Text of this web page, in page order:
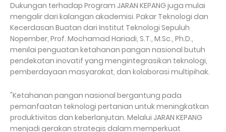
Dukungan terhadap Program JARAN KEPANG juga mulai
mengalir dari kalangan akademisi. Pakar Teknologi dan
Kecerdasan Buatan dari Institut Teknologi Sepuluh
Nopember, Prof. Mochamad Hariadi, S.T., M.Sc., Ph.D.,
menilai penguatan ketahanan pangan nasional butuh
pendekatan inovatif yang mengintegrasikan teknologi,
pemberdayaan masyarakat, dan kolaborasi multipihak.
"Ketahanan pangan nasional bergantung pada
pemanfaatan teknologi pertanian untuk meningkatkan
produktivitas dan keberlanjutan. Melalui JARAN KEPANG
menjadi gerakan strategis dalam memperkuat